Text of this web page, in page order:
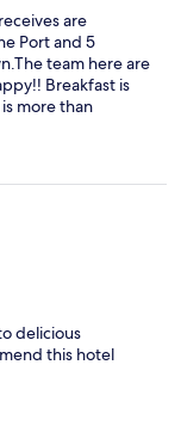
are
Port and 5
team here are
Breakfast is
more than
delicious
this hotel